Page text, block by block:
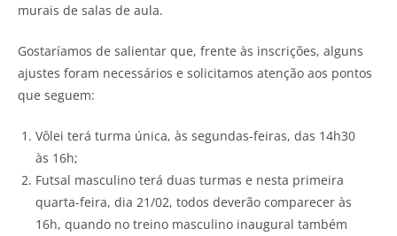
murais de salas de aula.
Gostaríamos de salientar que, frente às inscrições, alguns
ajustes foram necessários e solicitamos atenção aos pontos
que seguem:
Vôlei terá turma única, às segundas-feiras, das 14h30
às 16h;
Futsal masculino terá duas turmas e nesta primeira
quarta-feira, dia 21/02, todos deverão comparecer às
16h, quando no treino masculino inaugural também